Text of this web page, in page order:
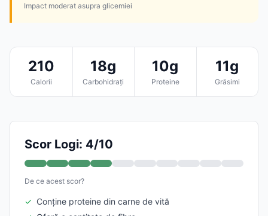
Impact moderat asupra glicemiei
210
Calorii
18g
Carbohidrați
10g
Proteine
11g
Grăsimi
Scor Logi: 4/10
De ce acest scor?
✓ Conține proteine din carne de vită